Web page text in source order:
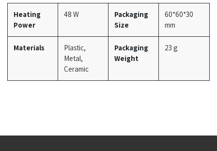
Heating
Power
48 W
Packaging
Size
60*60*30
mm
Materials
Plastic,
Metal,
Ceramic
Packaging
Weight
23 g